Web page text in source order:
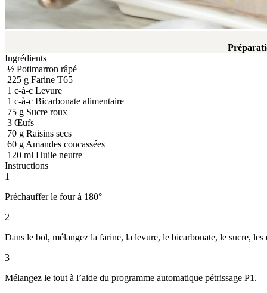
Ingrédients
½ Potimarron râpé
225 g Farine T65
1 c-à-c Levure
1 c-à-c Bicarbonate alimentaire
75 g Sucre roux
3 Œufs
70 g Raisins secs
60 gAmandes concassées
120 ml Huile neutre
Instructions
1
Préchauffer le four à 180°
2
Dans le bol, mélangez la farine, la levure, le bicarbonate, le sucre,
3
Mélangez le tout à l’aide du programme automatique pétrissage P1.